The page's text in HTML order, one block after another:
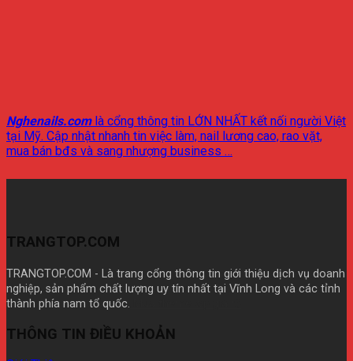
Nghenails.comlà cổng thông tin LỚN NHẤT kết nối người Việt
tại Mỹ. Cập nhật nhanh tin việc làm, nail lương cao, rao vặt,
mua bán bđs và sang nhượng business …
TRANGTOP.COM
TRANGTOP.COM - Là trang cổng thông tin giới thiệu dịch vụ doanh
nghiệp, sản phẩm chất lượng uy tín nhất tại Vĩnh Long và các tỉnh
thành phía nam tổ quốc.
THÔNG TIN ĐIỀU KHOẢN